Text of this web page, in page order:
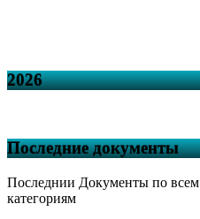
2026
Последние документы
Последнии Документы по всем
категориям